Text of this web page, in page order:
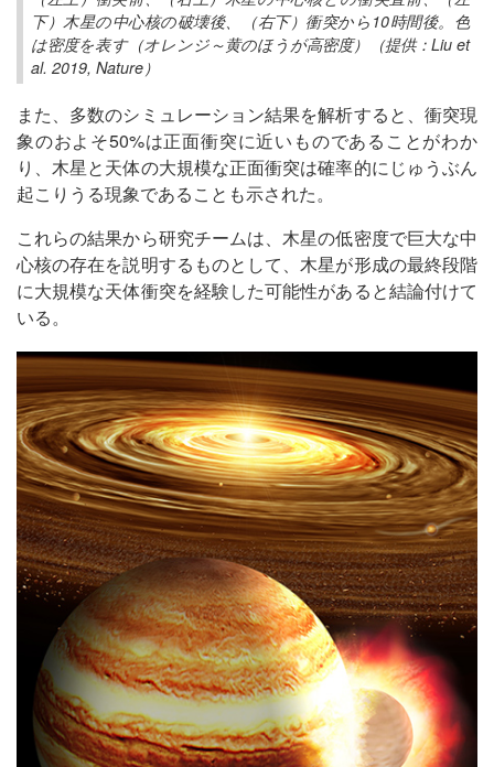
下）木星の中心核の破壊後、（右下）衝突から10時間後。色
は密度を表す（オレンジ～黄のほうが高密度）（提供：Liu et
al. 2019, Nature）
また、多数のシミュレーション結果を解析すると、衝突現
象のおよそ50%は正面衝突に近いものであることがわか
り、木星と天体の大規模な正面衝突は確率的にじゅうぶん
起こりうる現象であることも示された。
これらの結果から研究チームは、木星の低密度で巨大な中
心核の存在を説明するものとして、木星が形成の最終段階
に大規模な天体衝突を経験した可能性があると結論付けて
いる。